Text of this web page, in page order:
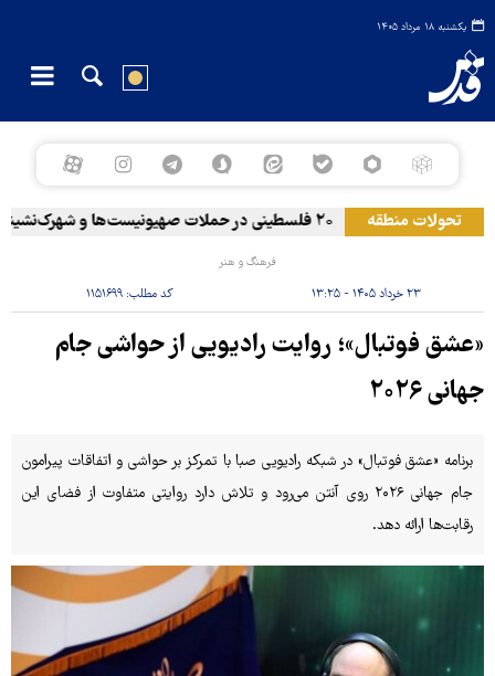
یکشنبه ۱۸ مرداد ۱۴۰۵
تحولات منطقه ۲۰ فلسطینی در حملات صهیونیست‌ها و شهرک‌نشینان در کرانه باختری زخمی شدند
فرهنگ و هنر
۲۳ خرداد ۱۴۰۵ - ۱۳:۲۵ کد مطلب:۱۱۵۱۶۹۹
«عشق فوتبال»؛ روایت رادیویی از حواشی جام
جهانی ۲۰۲۶
برنامه «عشق فوتبال» در شبکه رادیویی صبا با تمرکز بر حواشی و اتفاقات پیرامون
جام جهانی ۲۰۲۶ روی آنتن می‌رود و تلاش دارد روایتی متفاوت از فضای این
رقابت‌ها ارائه دهد.